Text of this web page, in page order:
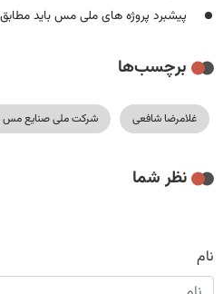
پیشبرد پروژه های ملی مس باید
برچسب‌ها
غلامرضا شافعی شرکت ملی صنایع مس
نظر شما
نام